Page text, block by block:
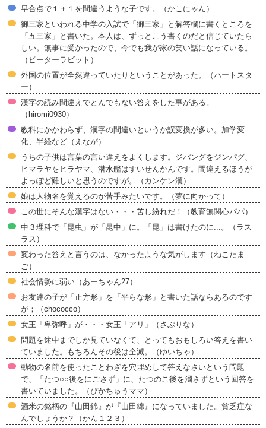
早合点で１＋１を間違うような子です。（かこにゃん）
御三家といわれる中学の入試で「御三家」と解答欄に書くところを
「五三家」と書いた。本人は、ずっとこう書くのだと信じていたら
しい。無事に受かったので、今でも我が家の笑い話になっている。
（ピーターラビット）
外国の位置が全然違っていたりということがあった。（ハートスタ
ー）
漢字の読み間違えでとんでもない答えをした事がある。
（hiromi0930）
教科にかかわらず、漢字の間違いというか誤変換が多い。加学変
化、半経など（えなが）
うちの子供は言葉の言い違えをよくします。ジパングをジンパグ、
ヒマラヤをヒラヤマ、潜水艦はすいせんかんです。間違えるほうが
よっぽど難しいと思うのですが。（カンケン漢）
娘は人物名を覚えるのが苦手みたいです。（夢に向かって）
この世にそんな漢字はない・・・苦し紛れだ！（教育無関心パパ）
中３理科で「昆虫」が「昆中」に。「昆」は書けたのに...。（ラス
ラス）
変わった答えと言うのは、なかったような気がします（ねこたま
ご）
社会情勢に弱い（あーちゃん27）
お友達の子が「正方形」を「平らな形」と書いた話ならあるのです
が；（chococco）
女王「卑弥呼」が・・・女王「アリ」（さぶりな）
問題を途中までしか見ていなくて、とってもおもしろい答えを書い
ていました。もちろんその後は全滅。（ゆいちゃ）
動物の名前を使ったことわざを穴埋めして答えなさいという問題
で、「たつ○○後をにごさず」に、たつのこ後を濁さずという回答を
書いていました。（ぴかちゅうママ）
酒米の銘柄の『山田錦』が『山田綿』になっていました。貧乏症な
んでしょうか？（かん１２３）